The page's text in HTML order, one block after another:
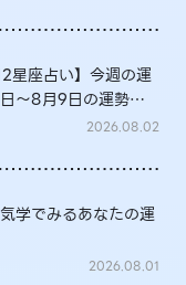
星座占い】今週の運
～8月9日の運勢
2026.08.02
学でみるあなたの運
2026.08.01